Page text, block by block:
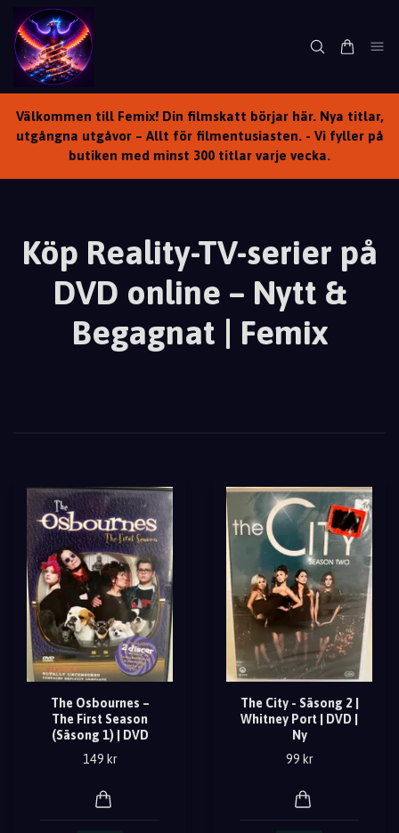
Välkommen till Femix! Din filmskatt börjar här. Nya titlar,
utgångna utgåvor – Allt för filmentusiasten. - Vi fyller på
butiken med minst 300 titlar varje vecka.
Köp Reality-TV-serier på
DVD online – Nytt &
Begagnat | Femix
The Osbournes –
The First Season
(Säsong 1) | DVD
149 kr
The City - Säsong 2 |
Whitney Port | DVD |
Ny
99 kr